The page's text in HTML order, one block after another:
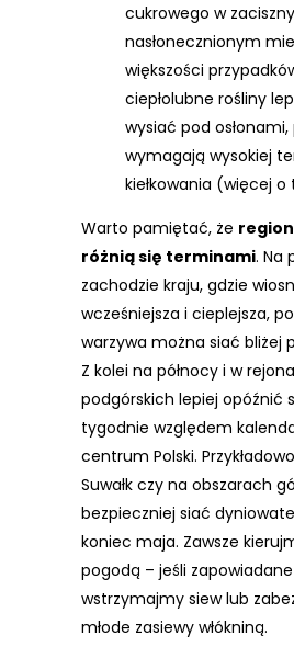
cukrowego w
nasłonecznionym
większości
ciepłolubne rośliny
wysiać pod
wymagają wysokiej
kiełkowania (więcej
Warto pamiętać, że
różnią się terminami. Na
zachodzie kraju, gdzie
wcześniejsza i cieplejsza,
warzywa można siać bliżej
Z kolei na północy i w
podgórskich lepiej opóźnić
tygodnie względem
centrum Polski.
Suwałk czy na obszarach
bezpieczniej siać
koniec maja. Zawsze
pogodą – jeśli
wstrzymajmy siew lub
młode zasiewy włókniną.